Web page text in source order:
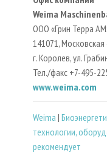
Weima
ООО «Грин Терра
141071, Московская
г. Королев, ул.
Тел./факс +7-495-
www.weima.com
Weima |
технологии,
рекомендует